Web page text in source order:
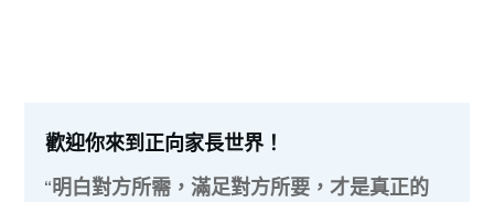
歡迎你來到正向家長世界！
“明白對方所需，滿足對方所要，才是真正的